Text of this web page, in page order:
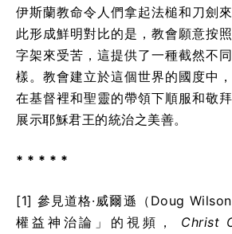
伊斯蘭教命令人們拿起法槌和刀劍
此形成鮮明對比的是，教會願意按
字架來受苦，這提供了一種截然不
樣。教會建立於這個世界的國度中
在基督裡和聖靈的帶領下順服和敬
展示耶穌君王的統治之美善。
* * * * *
[1] 參見道格·威爾遜（Doug
權益神治論」的視頻， Christ